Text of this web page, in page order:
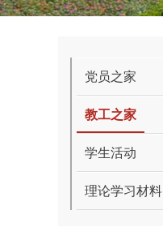
党员之家
教工之家
学生活动
理论学习材料